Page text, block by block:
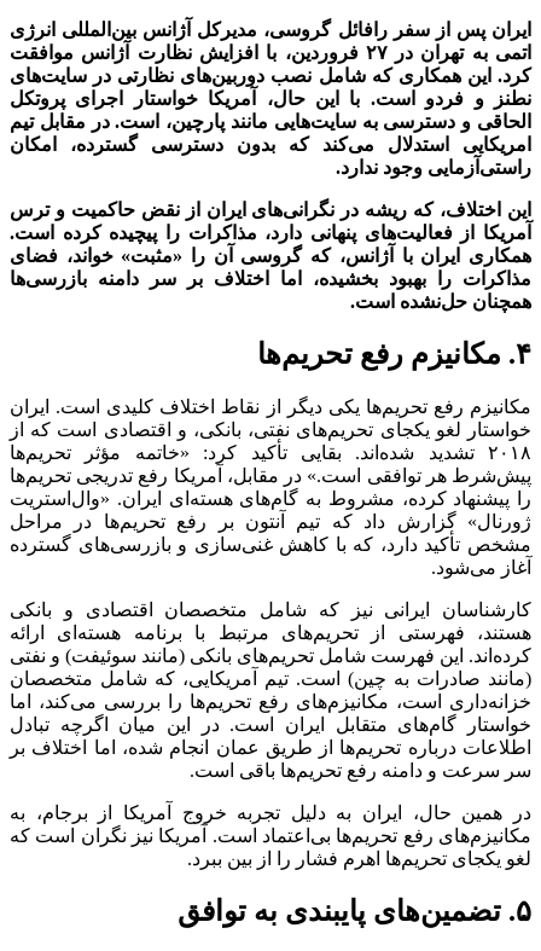
ایران پس از سفر رافائل گروسی، مدیرکل آژانس بین‌المللی انرژی
اتمی به تهران در ۲۷ فروردین، با افزایش نظارت آژانس موافقت
کرد. این همکاری که شامل نصب دوربین‌های نظارتی در سایت‌های
نطنز و فردو است. با این حال، آمریکا خواستار اجرای پروتکل
الحاقی و دسترسی به سایت‌هایی مانند پارچین، است. در مقابل تیم
امریکایی استدلال می‌کند که بدون دسترسی گسترده، امکان
راستی‌آزمایی وجود ندارد.
این اختلاف، که ریشه در نگرانی‌های ایران از نقض حاکمیت و ترس
آمریکا از فعالیت‌های پنهانی دارد، مذاکرات را پیچیده کرده است.
همکاری ایران با آژانس، که گروسی آن را «مثبت» خواند، فضای
مذاکرات را بهبود بخشیده، اما اختلاف بر سر دامنه بازرسی‌ها
همچنان حل‌نشده است.
۴. مکانیزم رفع تحریم‌ها
مکانیزم رفع تحریم‌ها یکی دیگر از نقاط اختلاف کلیدی است. ایران
خواستار لغو یکجای تحریم‌های نفتی، بانکی، و اقتصادی است که از
۲۰۱۸ تشدید شده‌اند. بقایی تأکید کرد: «خاتمه مؤثر تحریم‌ها
پیش‌شرط هر توافقی است.» در مقابل، آمریکا رفع تدریجی تحریم‌ها
را پیشنهاد کرده، مشروط به گام‌های هسته‌ای ایران. «وال‌استریت
ژورنال» گزارش داد که تیم آنتون بر رفع تحریم‌ها در مراحل
مشخص تأکید دارد، که با کاهش غنی‌سازی و بازرسی‌های گسترده
آغاز می‌شود.
کارشناسان ایرانی نیز که شامل متخصصان اقتصادی و بانکی
هستند، فهرستی از تحریم‌های مرتبط با برنامه هسته‌ای ارائه
کرده‌اند. این فهرست شامل تحریم‌های بانکی (مانند سوئیفت) و نفتی
(مانند صادرات به چین) است. تیم آمریکایی، که شامل متخصصان
خزانه‌داری است، مکانیزم‌های رفع تحریم‌ها را بررسی می‌کند، اما
خواستار گام‌های متقابل ایران است. در این میان اگرچه تبادل
اطلاعات درباره تحریم‌ها از طریق عمان انجام شده، اما اختلاف بر
سر سرعت و دامنه رفع تحریم‌ها باقی است.
در همین حال، ایران به دلیل تجربه خروج آمریکا از برجام، به
مکانیزم‌های رفع تحریم‌ها بی‌اعتماد است. آمریکا نیز نگران است که
لغو یکجای تحریم‌ها اهرم فشار را از بین ببرد.
۵. تضمین‌های پایبندی به توافق